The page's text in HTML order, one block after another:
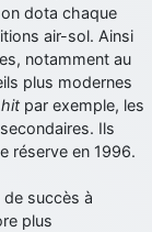
dota chaque
air-sol. Ainsi
notamment au
plus modernes
par exemple, les
Ils
réserve en 1996.
succès à
plus